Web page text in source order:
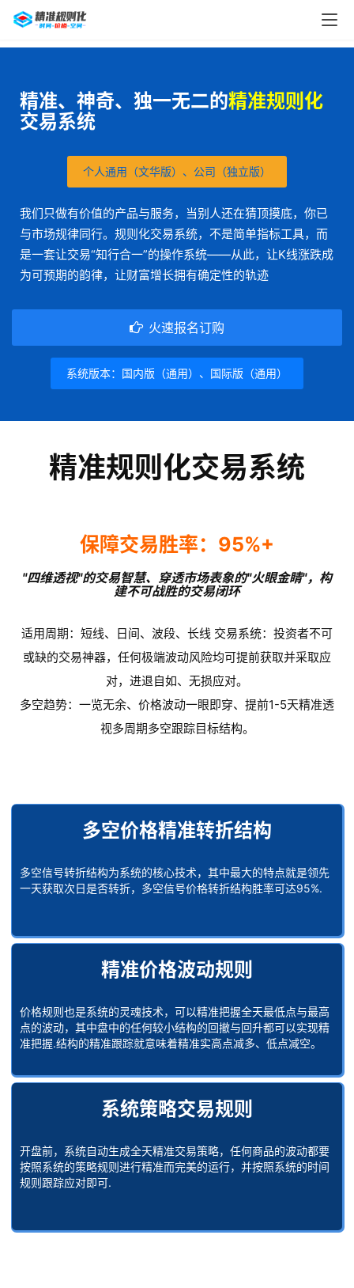
精准、神奇、独一无二的精准规则化
交易系统
个人通用（文华版）、公司（独立版）
我们只做有价值的产品与服务，当别人还在猜顶摸底，你已
与市场规律同行。规则化交易系统，不是简单指标工具，而
是一套让交易“知行合一”的操作系统——从此，让K线涨跌成
为可预期的韵律，让财富增长拥有确定性的轨迹
火速报名订购
系统版本：国内版（通用）、国际版（通用）
精准规则化交易系统
保障交易胜率：95%+
"四维透视"的交易智慧、穿透市场表象的"火眼金睛"，构
建不可战胜的交易闭环
适用周期：短线、日间、波段、长线 交易系统：投资者不可
或缺的交易神器，任何极端波动风险均可提前获取并采取应
对，进退自如、无损应对。
多空趋势：一览无余、价格波动一眼即穿、提前1-5天精准透
视多周期多空跟踪目标结构。
多空价格精准转折结构
多空信号转折结构为系统的核心技术，其中最大的特点就是领先
一天获取次日是否转折，多空信号价格转折结构胜率可达95%.
精准价格波动规则
价格规则也是系统的灵魂技术，可以精准把握全天最低点与最高
点的波动，其中盘中的任何较小结构的回撤与回升都可以实现精
准把握.结构的精准跟踪就意味着精准实高点减多、低点减空。
系统策略交易规则
开盘前，系统自动生成全天精准交易策略，任何商品的波动都要
按照系统的策略规则进行精准而完美的运行，并按照系统的时间
规则跟踪应对即可.